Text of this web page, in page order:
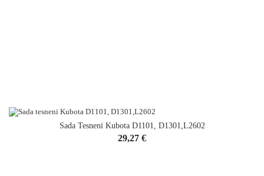
Sada Tesneni Kubota D1101, D1301,L2602
Cena
29,27 €